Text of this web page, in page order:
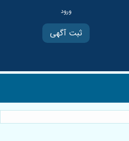
ثبت آگهی